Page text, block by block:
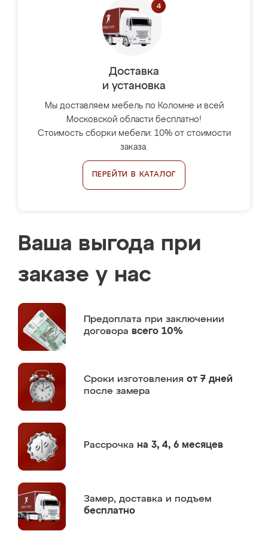
Доставка
и установка
Мы доставляем мебель по Коломне и всей
Московской области бесплатно!
Стоимость сборки мебели: 10% от стоимости
заказа.
ПЕРЕЙТИ В КАТАЛОГ
Ваша выгода при
заказе у нас
Предоплата при заключении
договора всего 10%
Сроки изготовления от 7 дней
после замера
Рассрочка на 3, 4, 6 месяцев
Замер, доставка и подъем
бесплатно